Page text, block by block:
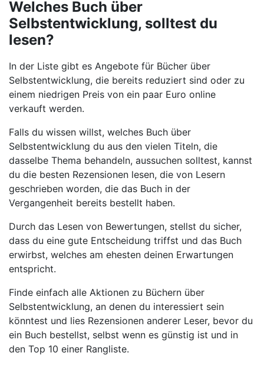
Welches Buch über
Selbstentwicklung, solltest du
lesen?
In der Liste gibt es Angebote für Bücher über
Selbstentwicklung, die bereits reduziert sind oder zu
einem niedrigen Preis von ein paar Euro online
verkauft werden.
Falls du wissen willst, welches Buch über
Selbstentwicklung du aus den vielen Titeln, die
dasselbe Thema behandeln, aussuchen solltest, kannst
du die besten Rezensionen lesen, die von Lesern
geschrieben worden, die das Buch in der
Vergangenheit bereits bestellt haben.
Durch das Lesen von Bewertungen, stellst du sicher,
dass du eine gute Entscheidung triffst und das Buch
erwirbst, welches am ehesten deinen Erwartungen
entspricht.
Finde einfach alle Aktionen zu Büchern über
Selbstentwicklung, an denen du interessiert sein
könntest und lies Rezensionen anderer Leser, bevor du
ein Buch bestellst, selbst wenn es günstig ist und in
den Top 10 einer Rangliste.